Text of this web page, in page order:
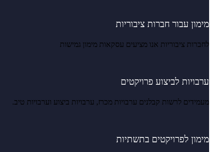
מימון עבור חברות ציבוריות
לחברות ציבוריות אנו מציעים עסקאות מימון גמישות
ערבויות לביצוע פרויקטים
מעמידים לרשות קבלנים ערבויות מכרז, ערבויות ביצוע וערבויות טיב.
מימון לפרויקטים בתשתיות